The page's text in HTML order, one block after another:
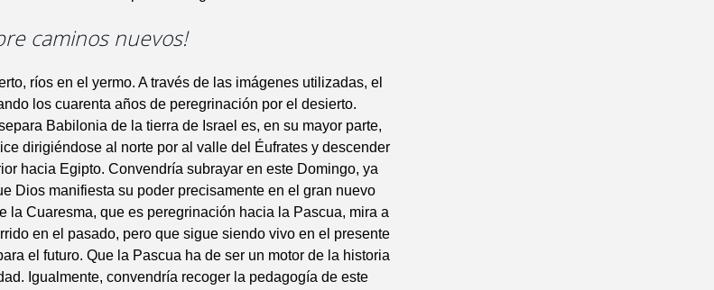
caminos nuevos!
ríos en el yermo. A través de las imágenes utilizadas, el
los cuarenta años de peregrinación por el desierto.
Babilonia de la tierra de Israel es, en su mayor parte,
dirigiéndose al norte por al valle del Éufrates y descender
hacia Egipto. Convendría subrayar en este Domingo, ya
Dios manifiesta su poder precisamente en el gran nuevo
la Cuaresma, que es peregrinación hacia la Pascua, mira a
en el pasado, pero que sigue siendo vivo en el presente
el futuro. Que la Pascua ha de ser un motor de la historia
Igualmente, convendría recoger la pedagogía de este